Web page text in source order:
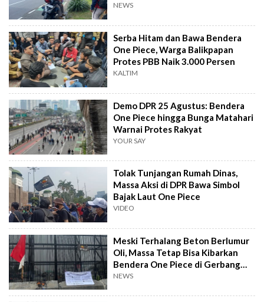
NEWS
Serba Hitam dan Bawa Bendera
One Piece, Warga Balikpapan
Protes PBB Naik 3.000 Persen
KALTIM
Demo DPR 25 Agustus: Bendera
One Piece hingga Bunga Matahari
Warnai Protes Rakyat
YOUR SAY
Tolak Tunjangan Rumah Dinas,
Massa Aksi di DPR Bawa Simbol
Bajak Laut One Piece
VIDEO
Meski Terhalang Beton Berlumur
Oli, Massa Tetap Bisa Kibarkan
Bendera One Piece di Gerbang
DPR
NEWS